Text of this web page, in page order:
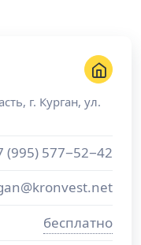
, г. Курган, ул.
(995) 577−52−42
бесплатно